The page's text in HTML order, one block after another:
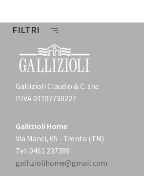
FILTRI
Gallizioli Claudio & C. snc
P.IVA 01197730227
Gallizioli Home
Via Manci, 65 - Trento (TN)
Tel: 0461 237399
galliziolihome@gmail.com